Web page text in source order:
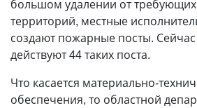
большом удалении от
территорий, местные
создают пожарные посты. Сейчас
действуют 44 таких поста.
Что касается материально-
обеспечения, то областной